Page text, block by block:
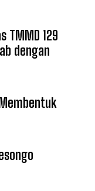
TMMD 129
dengan